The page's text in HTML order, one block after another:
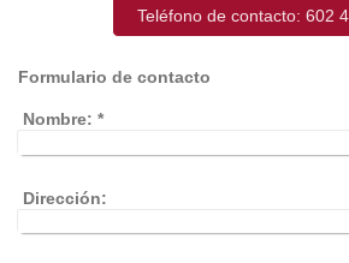
Teléfono de contacto: 602
Formulario de contacto
Nombre: *
Dirección: